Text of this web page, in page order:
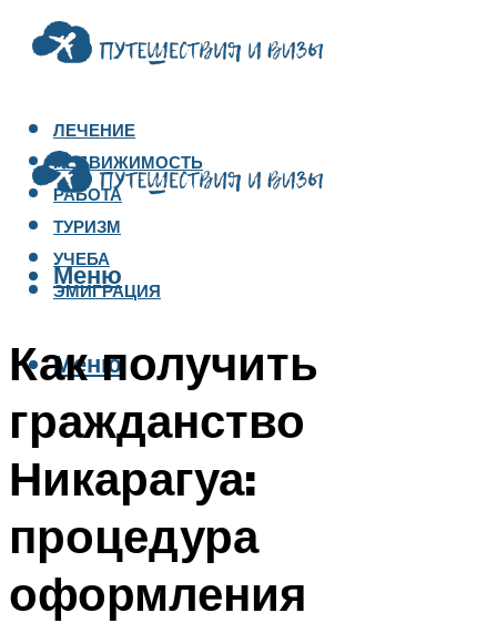
ЛЕЧЕНИЕ
НЕДВИЖИМОСТЬ
РАБОТА
ТУРИЗМ
УЧЕБА
ЭМИГРАЦИЯ
Меню
Меню
Как получить
гражданство
Никарагуа:
процедура
оформления